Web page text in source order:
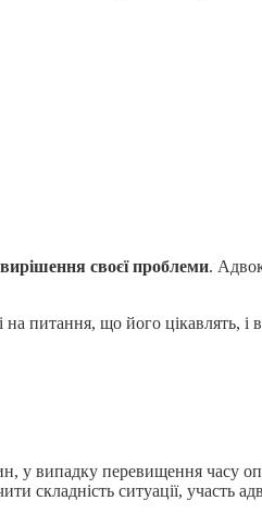
своєї проблеми.
на питання, що його цікавлять,
у випадку перевищення часу
складність ситуації, участь